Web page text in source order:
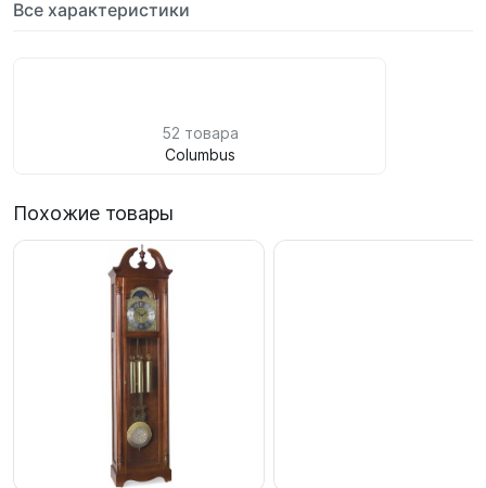
Все характеристики
52 товара
Columbus
Похожие товары